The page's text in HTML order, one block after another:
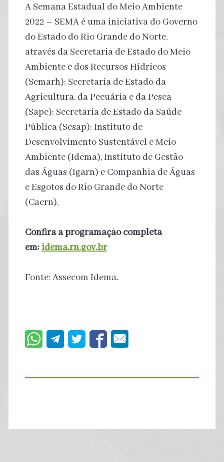
A Semana Estadual do Meio Ambiente
2022 – SEMA é uma iniciativa do Governo
do Estado do Rio Grande do Norte,
através da Secretaria de Estado do Meio
Ambiente e dos Recursos Hídricos
(Semarh); Secretaria de Estado da
Agricultura, da Pecuária e da Pesca
(Sape); Secretaria de Estado da Saúde
Pública (Sesap); Instituto de
Desenvolvimento Sustentável e Meio
Ambiente (Idema), Instituto de Gestão
das Águas (Igarn) e Companhia de Águas
e Esgotos do Rio Grande do Norte
(Caern).
Confira a programação completa
em:idema.rn.gov.br
Fonte: Assecom Idema.